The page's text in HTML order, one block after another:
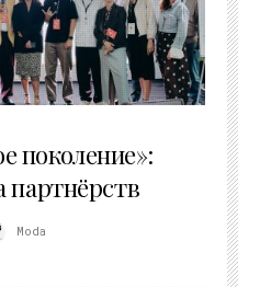
поколение»:
партнёрств
Moda